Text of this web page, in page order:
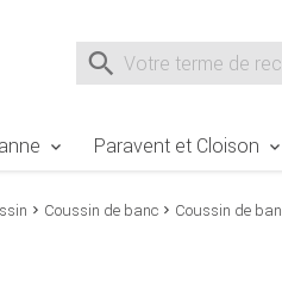
Suche nach
Paravent et Cloison
Coussin de banc Coussin de